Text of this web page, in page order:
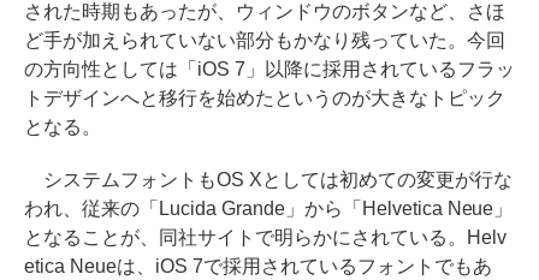
された時期もあったが、ウィンドウのボタンなど、さほ
ど手が加えられていない部分もかなり残っていた。今回
の方向性としては「iOS 7」以降に採用されているフラッ
トデザインへと移行を始めたというのが大きなトピック
となる。
システムフォントもOS Xとしては初めての変更が行な
われ、従来の「Lucida Grande」から「Helvetica Neue」
となることが、同社サイトで明らかにされている。Helv
etica Neueは、iOS 7で採用されているフォントでもあ